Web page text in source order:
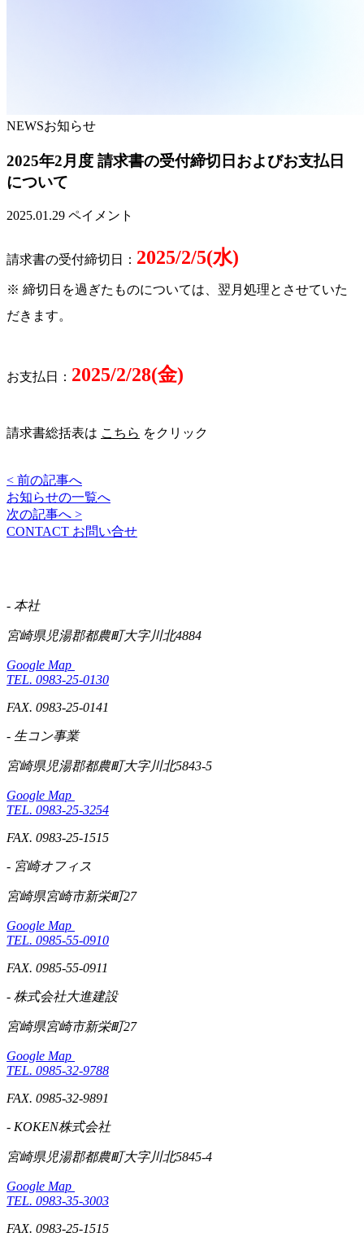
NEWSお知らせ
2025年2月度 請求書の受付締切日およびお支払日
について
2025.01.29 ペイメント
請求書の受付締切日： 2025/2/5(水)
※ 締切日を過ぎたものについては、翌月処理とさせていた
だきます。
お支払日： 2025/2/28(金)
請求書総括表は こちら をクリック
< 前の記事へ
お知らせの一覧へ
次の記事へ >
CONTACT お問い合せ
- 本社
宮崎県児湯郡都農町大字川北4884
Google Map
TEL. 0983-25-0130
FAX. 0983-25-0141
- 生コン事業
宮崎県児湯郡都農町大字川北5843-5
Google Map
TEL. 0983-25-3254
FAX. 0983-25-1515
- 宮崎オフィス
宮崎県宮崎市新栄町27
Google Map
TEL. 0985-55-0910
FAX. 0985-55-0911
- 株式会社大進建設
宮崎県宮崎市新栄町27
Google Map
TEL. 0985-32-9788
FAX. 0985-32-9891
- KOKEN株式会社
宮崎県児湯郡都農町大字川北5845-4
Google Map
TEL. 0983-35-3003
FAX. 0983-25-1515